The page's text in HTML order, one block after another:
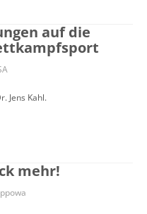
auf die
Jens Kahl.
mehr!